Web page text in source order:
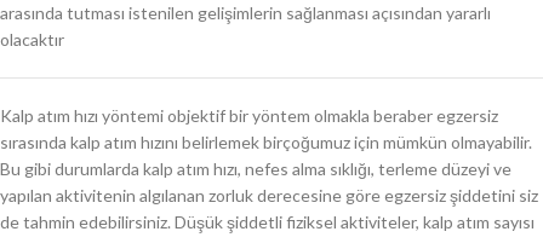
arasında tutması istenilen gelişimlerin sağlanması açısından yararlı
olacaktır
Kalp atım hızı yöntemi objektif bir yöntem olmakla beraber egzersiz
sırasında kalp atım hızını belirlemek birçoğumuz için mümkün olmayabilir.
Bu gibi durumlarda kalp atım hızı, nefes alma sıklığı, terleme düzeyi ve
yapılan aktivitenin algılanan zorluk derecesine göre egzersiz şiddetini siz
de tahmin edebilirsiniz. Düşük şiddetli fiziksel aktiviteler, kalp atım sayısı